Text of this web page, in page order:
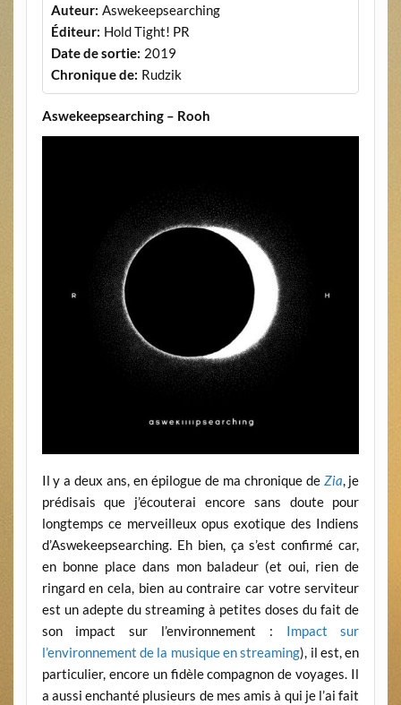
Auteur: Aswekeepsearching
Éditeur: Hold Tight! PR
Date de sortie: 2019
Chronique de: Rudzik
Aswekeepsearching – Rooh
Il y a deux ans, en épilogue de ma chronique de Zia, je
prédisais que j’écouterai encore sans doute pour
longtemps ce merveilleux opus exotique des Indiens
d’Aswekeepsearching. Eh bien, ça s’est confirmé car,
en bonne place dans mon baladeur (et oui, rien de
ringard en cela, bien au contraire car votre serviteur
est un adepte du streaming à petites doses du fait de
son impact sur l’environnement : Impact sur
l’environnement de la musique en streaming), il est, en
particulier, encore un fidèle compagnon de voyages. Il
a aussi enchanté plusieurs de mes amis à qui je l’ai fait